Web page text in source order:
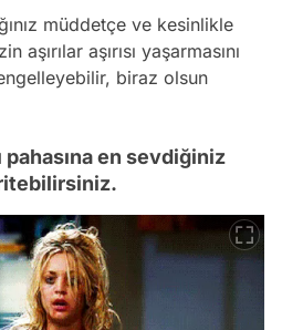
müddetçe ve kesinlikle
aşırısı yaşarmasını
biraz olsun
pahasına en sevdiğiniz